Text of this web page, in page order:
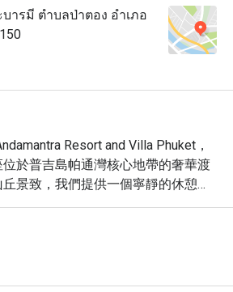
ารมี ตำบลป่าตอง อำเภอ
Resort and Villa Phuket，
於普吉島帕通灣核心地帶的奢華渡
景致，我們提供一個寧靜的休憩空
浸於泰國南部的熱情與美麗。
Resort and Villa Phuket 以
聞名，無論您尋求精緻的國際美
味，都能在此找到滿足。特別推薦